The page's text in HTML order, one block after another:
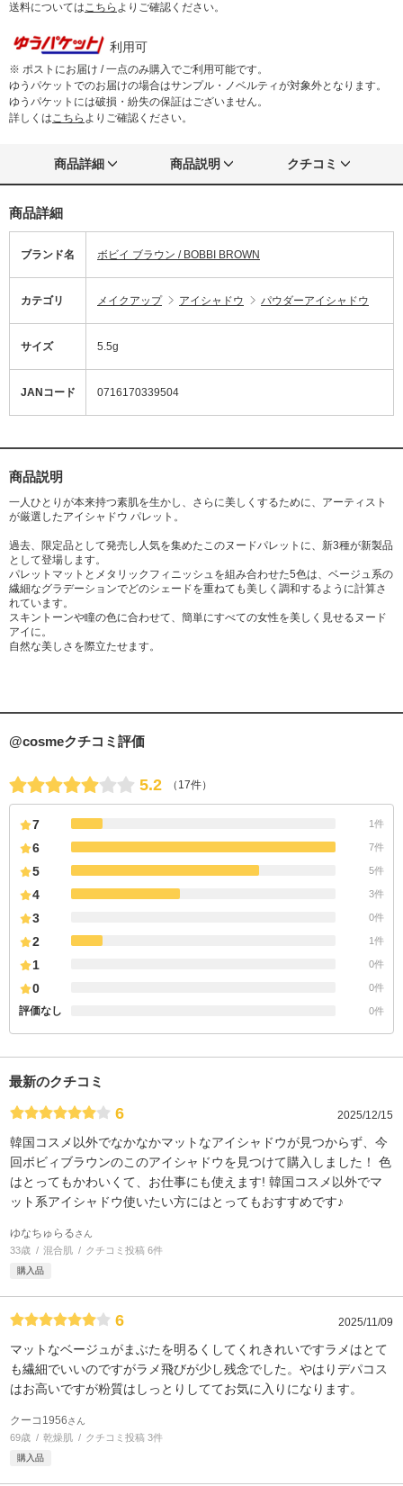
送料についてはこちら よりご確認ください。
利用可
※ ポストにお届け / 一点のみ購入でご利用可能です。
ゆうパケットでのお届けの場合はサンプル・ノベルティが対象外となります。
ゆうパケットには破損・紛失の保証はございません。
詳しくはこちら よりご確認ください。
商品詳細 商品説明 クチコミ
商品詳細
ブランド名 ボビイ ブラウン / BOBBI BROWN
カテゴリ メイクアップ アイシャドウ パウダーアイシャドウ
サイズ 5.5g
JANコード 0716170339504
商品説明
一人ひとりが本来持つ素肌を生かし、さらに美しくするために、アーティスト
が厳選したアイシャドウ パレット。
過去、限定品として発売し人気を集めたこのヌードパレットに、新3種が新製品
として登場します。
パレットマットとメタリックフィニッシュを組み合わせた5色は、ベージュ系の
繊細なグラデーションでどのシェードを重ねても美しく調和するように計算さ
れています。
スキントーンや瞳の色に合わせて、簡単にすべての女性を美しく見せるヌード
アイに。
自然な美しさを際立たせます。
@cosmeクチコミ評価
5.2 （17件）
7 1件
6 7件
5 5件
4 3件
3 0件
2 1件
1 0件
0 0件
評価なし 0件
最新のクチコミ
6 2025/12/15
韓国コスメ以外でなかなかマットなアイシャドウが見つからず、今
回ボビィブラウンのこのアイシャドウを見つけて購入しました！ 色
はとってもかわいくて、お仕事にも使えます! 韓国コスメ以外でマ
ット系アイシャドウ使いたい方にはとってもおすすめです♪
ゆなちゅらるさん
33歳 混合肌 クチコミ投稿 6件
購入品
6 2025/11/09
マットなベージュがまぶたを明るくしてくれきれいですラメはとて
も繊細でいいのですがラメ飛びが少し残念でした。やはりデパコス
はお高いですが粉質はしっとりしててお気に入りになります。
クーコ1956さん
69歳 乾燥肌 クチコミ投稿 3件
購入品